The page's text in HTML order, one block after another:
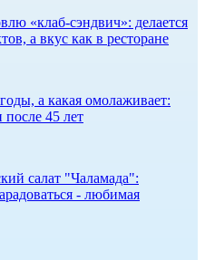
«клаб-сэндвич»: делается
а вкус как в ресторане
а какая омолаживает:
45 лет
салат "Чаламада":
- любимая